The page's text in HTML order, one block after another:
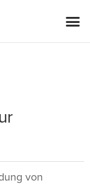
von